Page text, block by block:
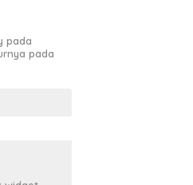
pada
pada